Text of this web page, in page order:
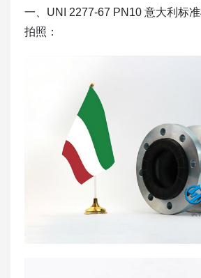
一、UNI 2277-67 PN10 意大利标
拍照：